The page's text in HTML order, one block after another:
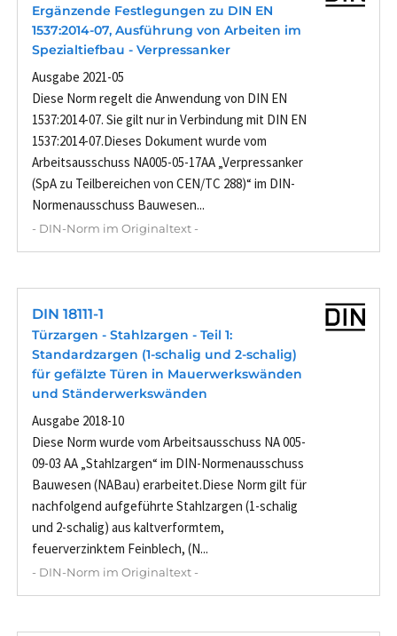
Ergänzende Festlegungen zu DIN EN
1537:2014-07, Ausführung von Arbeiten im
Spezialtiefbau - Verpressanker
Ausgabe 2021-05
Diese Norm regelt die Anwendung von DIN EN
1537:2014-07. Sie gilt nur in Verbindung mit DIN EN
1537:2014-07.Dieses Dokument wurde vom
Arbeitsausschuss NA005-05-17AA „Verpressanker
(SpA zu Teilbereichen von CEN/TC 288)“ im DIN-
Normenausschuss Bauwesen...
- DIN-Norm im Originaltext -
DIN 18111-1
Türzargen - Stahlzargen - Teil 1:
Standardzargen (1-schalig und 2-schalig)
für gefälzte Türen in Mauerwerkswänden
und Ständerwerkswänden
Ausgabe 2018-10
Diese Norm wurde vom Arbeitsausschuss NA 005-
09-03 AA „Stahlzargen“ im DIN-Normenausschuss
Bauwesen (NABau) erarbeitet.Diese Norm gilt für
nachfolgend aufgeführte Stahlzargen (1-schalig
und 2-schalig) aus kaltverformtem,
feuerverzinktem Feinblech, (N...
- DIN-Norm im Originaltext -